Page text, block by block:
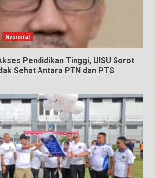
Nasional
Pendidikan Tinggi, UISU Sorot
Sehat Antara PTN dan PTS